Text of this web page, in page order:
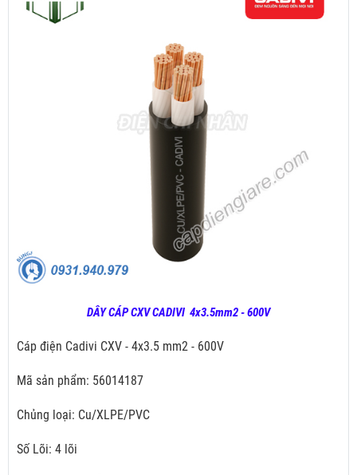
DÂY CÁP CXV CADIVI 4x3.5mm2 - 600V
Cáp điện Cadivi CXV - 4x3.5 mm2 - 600V
Mã sản phẩm: 56014187
Chủng loại: Cu/XLPE/PVC
Số Lõi: 4 lõi